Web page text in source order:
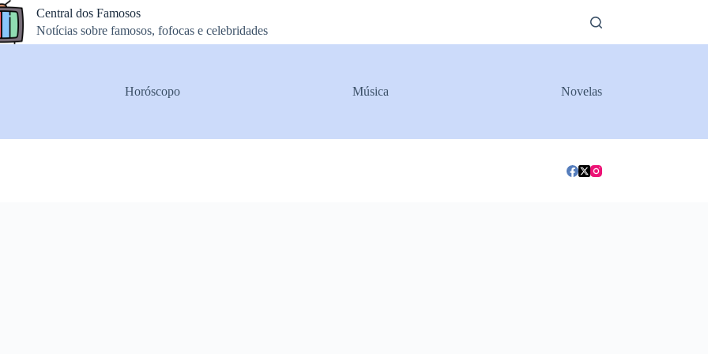
Central dos Famosos
Notícias sobre famosos, fofocas e celebridades
Horóscopo Música Novelas